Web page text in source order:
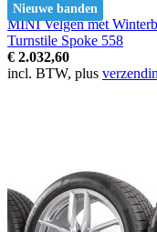
Nieuwe banden
MINI Velgen met
Turnstile Spoke 558
€ 2.032,60
incl. BTW, plus